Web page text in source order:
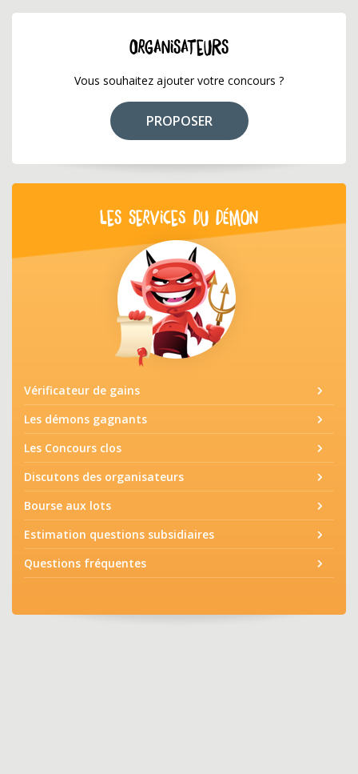
ORGANISATEURS
Vous souhaitez ajouter votre concours ?
PROPOSER
LES SERVICES DU DÉMON
Vérificateur de gains
Les démons gagnants
Les Concours clos
Discutons des organisateurs
Bourse aux lots
Estimation questions subsidiaires
Questions fréquentes